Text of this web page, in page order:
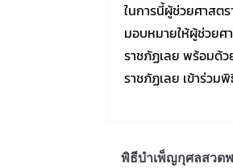
ในการนี้ผู้ช่วยศาสต
มอบหมายให้ผู้ช่วยศ
ราชภัฏเลย พร้อมด้
ราชภัฏเลย เข้าร่วม
พิธีบำเพ็ญกุศลสวด